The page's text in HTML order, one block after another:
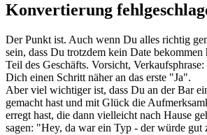
Konvertierung
Der Punkt ist. Auch wenn Du alles richtig
sein, dass Du trotzdem kein Date
Teil des Geschäfts. Vorsicht,
Dich einen Schritt näher an das erste "Ja".
Aber viel wichtiger ist, dass Du an der Bar
gemacht hast und mit Glück die
erregt hast, die dann vielleicht nach Hause
sagen: "Hey, da war ein Typ - der würde gut